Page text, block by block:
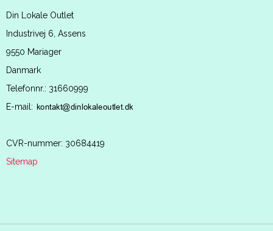
Din Lokale Outlet
Industrivej 6, Assens
9550 Mariager
Danmark
Telefonnr.: 31660999
E-mail :
CVR-nummer: 30684419
Sitemap